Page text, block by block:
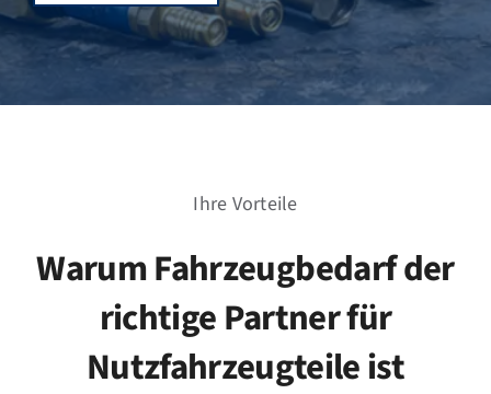
Ihre Vorteile
Warum Fahrzeugbedarf der
richtige Partner für
Nutzfahrzeugteile ist